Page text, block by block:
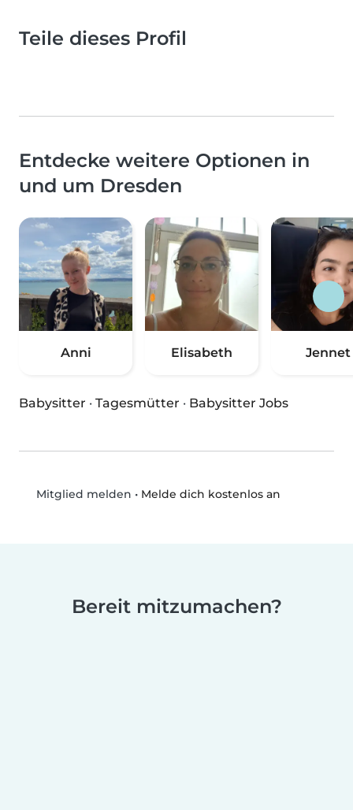
Teile dieses Profil
Entdecke weitere Optionen in
und um Dresden
Anni Elisabeth Jennet
Babysitter · Tagesmütter · Babysitter Jobs
Mitglied melden • Melde dich kostenlos an
Bereit mitzumachen?